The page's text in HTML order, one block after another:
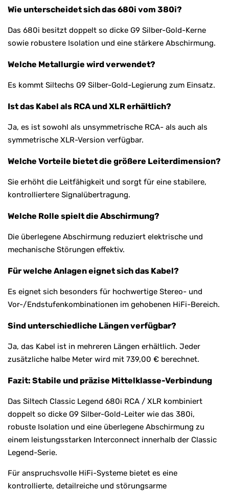
Wie unterscheidet sich das 680i vom 380i?
Das 680i besitzt doppelt so dicke G9 Silber-Gold-Kerne
sowie robustere Isolation und eine stärkere Abschirmung.
Welche Metallurgie wird verwendet?
Es kommt Siltechs G9 Silber-Gold-Legierung zum Einsatz.
Ist das Kabel als RCA und XLR erhältlich?
Ja, es ist sowohl als unsymmetrische RCA- als auch als
symmetrische XLR-Version verfügbar.
Welche Vorteile bietet die größere Leiterdimension?
Sie erhöht die Leitfähigkeit und sorgt für eine stabilere,
kontrolliertere Signalübertragung.
Welche Rolle spielt die Abschirmung?
Die überlegene Abschirmung reduziert elektrische und
mechanische Störungen effektiv.
Für welche Anlagen eignet sich das Kabel?
Es eignet sich besonders für hochwertige Stereo- und
Vor-/Endstufenkombinationen im gehobenen HiFi-Bereich.
Sind unterschiedliche Längen verfügbar?
Ja, das Kabel ist in mehreren Längen erhältlich. Jeder
zusätzliche halbe Meter wird mit 739,00 € berechnet.
Fazit: Stabile und präzise Mittelklasse-Verbindung
Das Siltech Classic Legend 680i RCA / XLR kombiniert
doppelt so dicke G9 Silber-Gold-Leiter wie das 380i,
robuste Isolation und eine überlegene Abschirmung zu
einem leistungsstarken Interconnect innerhalb der Classic
Legend-Serie.
Für anspruchsvolle HiFi-Systeme bietet es eine
kontrollierte, detailreiche und störungsarme